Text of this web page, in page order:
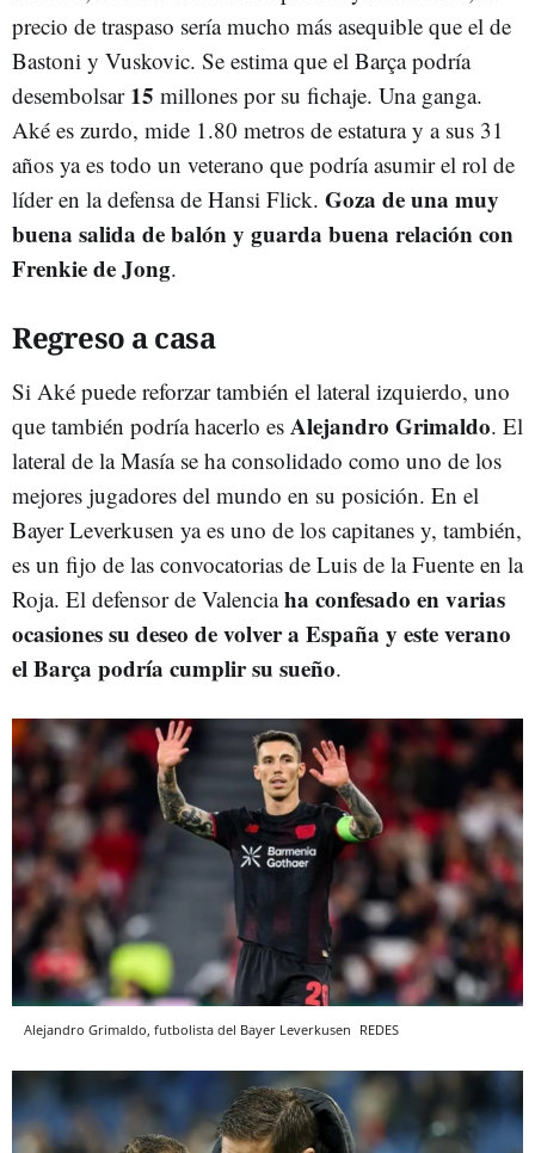
precio de traspaso sería mucho más asequible que el de
Bastoni y Vuskovic. Se estima que el Barça podría
desembolsar 15 millones por su fichaje. Una ganga.
Aké es zurdo, mide 1.80 metros de estatura y a sus 31
años ya es todo un veterano que podría asumir el rol de
líder en la defensa de Hansi Flick. Goza de una muy
buena salida de balón y guarda buena relación con
Frenkie de Jong.
Regreso a casa
Si Aké puede reforzar también el lateral izquierdo, uno
que también podría hacerlo es Alejandro Grimaldo. El
lateral de la Masía se ha consolidado como uno de los
mejores jugadores del mundo en su posición. En el
Bayer Leverkusen ya es uno de los capitanes y, también,
es un fijo de las convocatorias de Luis de la Fuente en la
Roja. El defensor de Valenciaha confesado en varias
ocasiones su deseo de volver a España y este verano
el Barça podría cumplir su sueño.
Alejandro Grimaldo, futbolista del Bayer Leverkusen REDES